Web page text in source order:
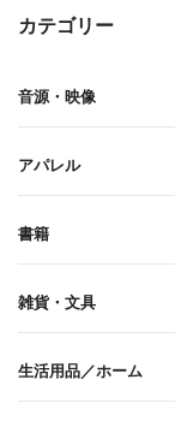
カテゴリー
音源・映像
アパレル
書籍
雑貨・文具
生活用品／ホーム